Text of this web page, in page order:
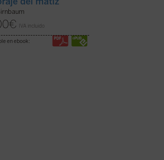
€ IVA incluido
en ebook: